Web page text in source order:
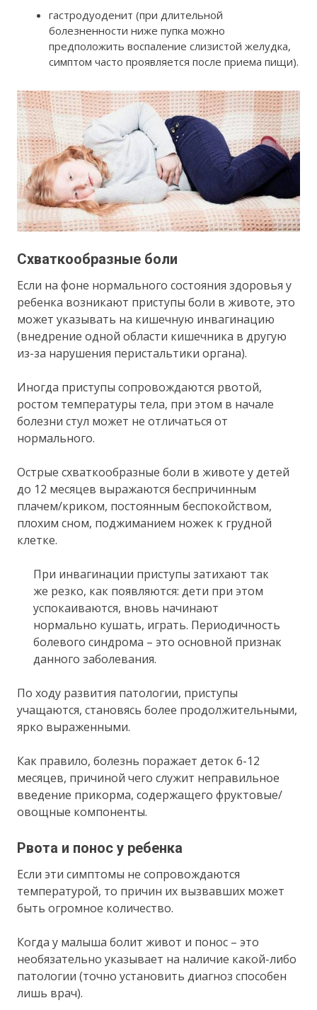
гастродуоденит (при длительной
болезненности ниже пупка можно
предположить воспаление слизистой желудка,
симптом часто проявляется после приема пищи).
Схваткообразные боли­
Если на фоне нормального состояния здоровья у
ребенка возникают приступы боли в животе, это
может указывать на кишечную инвагинацию
(внедрение одной области кишечника в другую
из-за нарушения перистальтики органа).
Иногда приступы сопровождаются рвотой,
ростом температуры тела, при этом в начале
болезни стул может не отличаться от
нормального.
Острые схваткообразные боли в животе у детей
до 12 месяцев выражаются беспричинным
плачем/криком, постоянным беспокойством,
плохим сном, поджиманием ножек к грудной
клетке.
При инвагинации приступы затихают так
же резко, как появляются: дети при этом
успокаиваются, вновь начинают
нормально кушать, играть. Периодичность
болевого синдрома – это основной признак
данного заболевания.
По ходу развития патологии, приступы
учащаются, становясь более продолжительными,
ярко выраженными.
Как правило, болезнь поражает деток 6-12
месяцев, причиной чего служит неправильное
введение прикорма, содержащего фруктовые/
овощные компоненты.
Рвота и понос у ребенка
Если эти симптомы не сопровождаются
температурой, то причин их вызвавших может
быть огромное количество.
Когда у малыша болит живот и понос – это
необязательно указывает на наличие какой-либо
патологии (точно установить диагноз способен
лишь врач).